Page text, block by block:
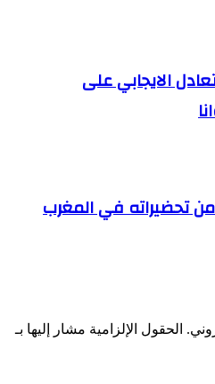
الايجابي على
من تحضيراته في المغرب
الحقول الإلزامية مشار إليها بـ